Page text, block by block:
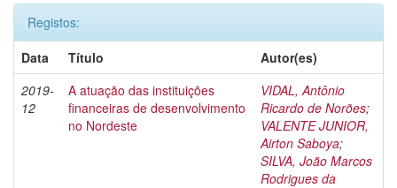
Registos:
Data
Título
Autor(es)
2019-
12
A atuação das instituições
financeiras de desenvolvimento
no Nordeste
VIDAL, Antônio
Ricardo de Norões;
VALENTE JUNIOR,
Airton Saboya;
SILVA, João Marcos
Rodrigues da